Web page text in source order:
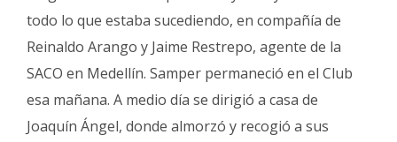
todo lo que estaba sucediendo, en compañía de
Reinaldo Arango y Jaime Restrepo, agente de la
SACO en Medellín. Samper permaneció en el Club
esa mañana. A medio día se dirigió a casa de
Joaquín Ángel, donde almorzó y recogió a sus